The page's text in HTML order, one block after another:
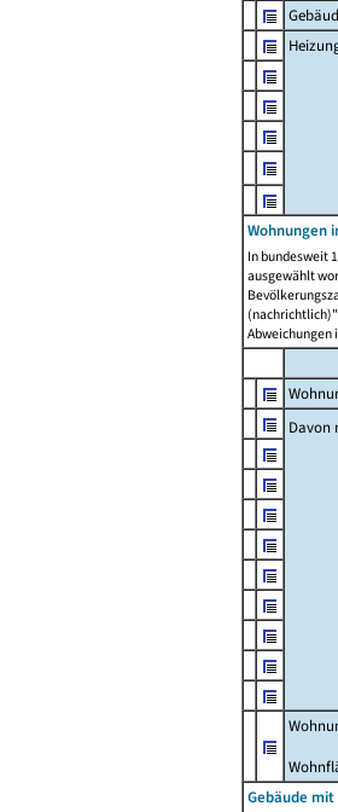
Wohnungen
In bundesweit
ausgewählt
Abweichungen
Davon
Gebäude